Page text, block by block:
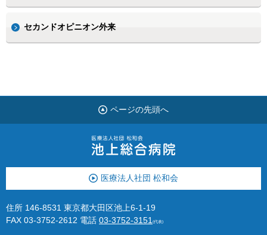
セカンドオピニオン外来
ページの先頭へ
医療法人社団 松和会
住所 146-8531 東京都大田区池上6-1-19
FAX 03-3752-2612 電話 03-3752-3151 (代表)